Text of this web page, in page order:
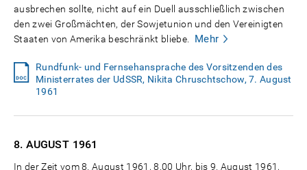
ausbrechen sollte, nicht auf ein Duell ausschließlich zwischen
den zwei Großmächten, der Sowjetunion und den Vereinigten
Staaten von Amerika beschränkt bliebe.
Mehr
Rundfunk- und Fernsehansprache des Vorsitzenden des
Ministerrates der UdSSR, Nikita Chruschtschow, 7. August
1961
8. AUGUST 1961
In der Zeit vom 8. August 1961, 8.00 Uhr, bis 9. August 1961,